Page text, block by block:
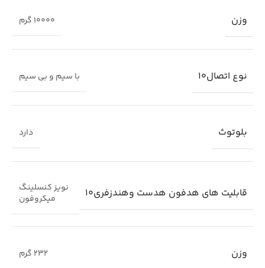
وزن 10000 گرم
نوع اتصال10 با سیم و بی سیم
بلوتوث دارد
قابلیت های هدفون هدست وهندزفری10
نویز کنسلینگ
میکروفون
وزن 232 گرم